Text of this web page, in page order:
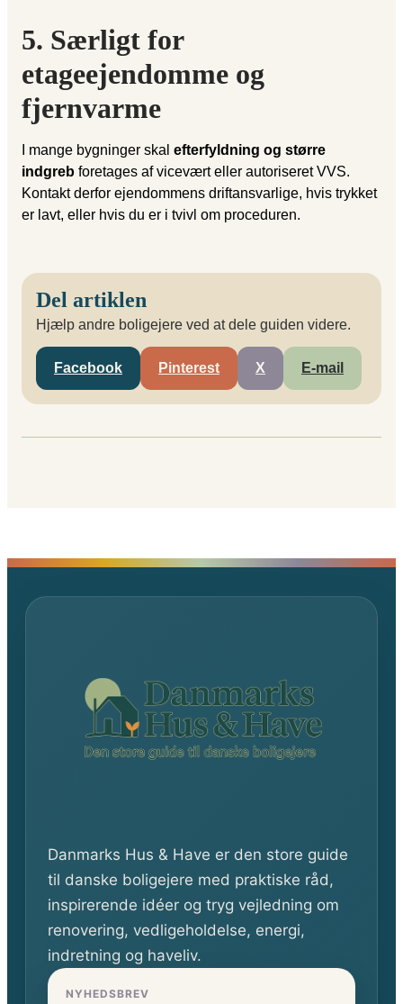
5. Særligt for
etageejendomme og
fjernvarme
I mange bygninger skal efterfyldning og større
indgreb foretages af vicevært eller autoriseret VVS.
Kontakt derfor ejendommens driftansvarlige, hvis trykket
er lavt, eller hvis du er i tvivl om proceduren.
Del artiklen
Hjælp andre boligejere ved at dele guiden videre.
Facebook Pinterest X E-mail
Danmarks Hus & Have er den store guide
til danske boligejere med praktiske råd,
inspirerende idéer og tryg vejledning om
renovering, vedligeholdelse, energi,
indretning og haveliv.
NYHEDSBREV